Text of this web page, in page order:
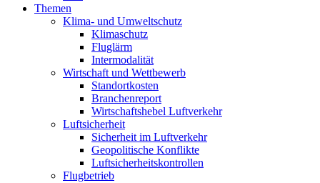
Themen
Klima- und Umweltschutz
Klimaschutz
Fluglärm
Intermodalität
Wirtschaft und Wettbewerb
Standortkosten
Branchenreport
Wirtschaftshebel Luftverkehr
Luftsicherheit
Sicherheit im Luftverkehr
Geopolitische Konflikte
Luftsicherheitskontrollen
Flugbetrieb